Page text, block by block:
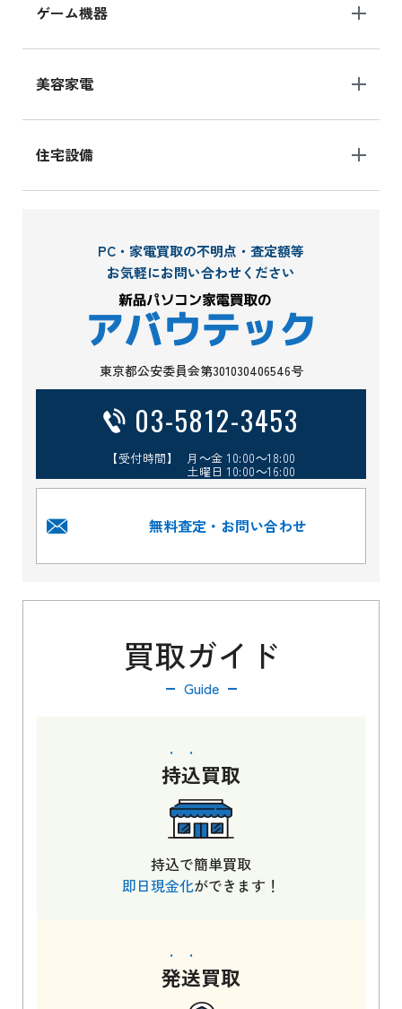
ゲーム機器
美容家電
住宅設備
PC・家電買取の不明点・査定額等
お気軽にお問い合わせください
東京都公安委員会第301030406546号
03-5812-3453
【受付時間】 月～金 10:00～18:00
土曜日 10:00～16:00
無料査定・お問い合わせ
買取ガイド
Guide
持込買取
持込で簡単買取
即日現金化ができます！
発送買取